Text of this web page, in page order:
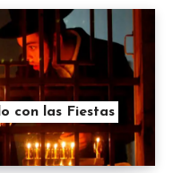
con las Fiestas